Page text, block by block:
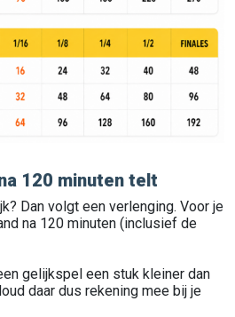
120 minuten telt
Dan volgt een verlenging. Voor je
na 120 minuten (inclusief de
gelijkspel een stuk kleiner dan
daar dus rekening mee bij je